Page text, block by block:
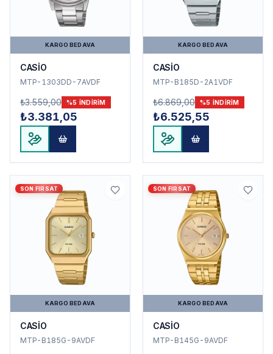
KARGO BEDAVA
CASİO
MTP-1303DD-7AVDF
₺3.559,00 %5 INDIRIM
₺3.381,05
KARGO BEDAVA
CASİO
MTP-B185D-2A1VDF
₺6.869,00 %5 INDIRIM
₺6.525,55
SON FIRSAT
KARGO BEDAVA
CASİO
MTP-B185G-9AVDF
SON FIRSAT
KARGO BEDAVA
CASİO
MTP-B145G-9AVDF